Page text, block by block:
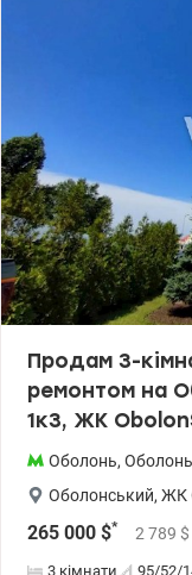
Продам 3-
ремонтом на
1к3, ЖК
Оболонь, Оболонь
Оболонський, ЖК
265 000 $* 2 789 $
3 кімнати 95/52/